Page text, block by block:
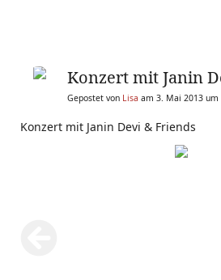
Konzert mit Janin
Gepostet von Lisa am 3. Mai 2013 um
Konzert mit Janin Devi & Friends